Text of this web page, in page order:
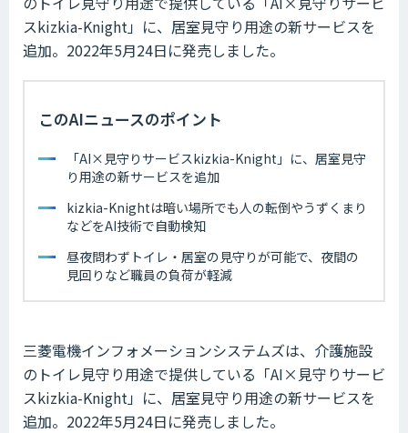
スkizkia-Knight」に、居室見守り用途の新サービスを
追加。2022年5月24日に発売しました。
このAIニュースのポイント
「AI×見守りサービスkizkia-Knight」に、居室見守
り用途の新サービスを追加
kizkia-Knightは暗い場所でも人の転倒やうずくまり
などをAI技術で自動検知
昼夜問わずトイレ・居室の見守りが可能で、夜間の
見回りなど職員の負荷が軽減
三菱電機インフォメーションシステムズは、介護施設
のトイレ見守り用途で提供している「AI×見守りサービ
スkizkia-Knight」に、居室見守り用途の新サービスを
追加。2022年5月24日に発売しました。